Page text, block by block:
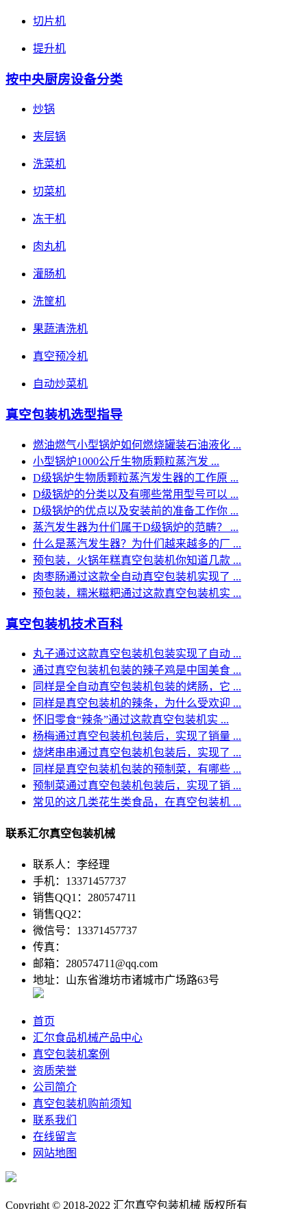
切片机
提升机
按中央厨房设备分类
炒锅
夹层锅
洗菜机
切菜机
冻干机
肉丸机
灌肠机
洗筐机
果蔬清洗机
真空预冷机
自动炒菜机
真空包装机选型指导
燃油燃气小型锅炉如何燃烧罐装石油液化 ...
小型锅炉1000公斤生物质颗粒蒸汽发 ...
D级锅炉生物质颗粒蒸汽发生器的工作原 ...
D级锅炉的分类以及有哪些常用型号可以 ...
D级锅炉的优点以及安装前的准备工作你 ...
蒸汽发生器为什们属于D级锅炉的范畴？ ...
什么是蒸汽发生器？为什们越来越多的厂 ...
预包装，火锅年糕真空包装机你知道几款 ...
肉枣肠通过这款全自动真空包装机实现了 ...
预包装，糯米糍粑通过这款真空包装机实 ...
真空包装机技术百科
丸子通过这款真空包装机包装实现了自动 ...
通过真空包装机包装的辣子鸡是中国美食 ...
同样是全自动真空包装机包装的烤肠，它 ...
同样是真空包装机的辣条，为什么受欢迎 ...
怀旧零食“辣条”通过这款真空包装机实 ...
杨梅通过真空包装机包装后，实现了销量 ...
烧烤串串通过真空包装机包装后，实现了 ...
同样是真空包装机包装的预制菜，有哪些 ...
预制菜通过真空包装机包装后，实现了销 ...
常见的这几类花生类食品，在真空包装机 ...
联系汇尔真空包装机械
联系人：李经理
手机：13371457737
销售QQ1：280574711
销售QQ2：
微信号：13371457737
传真：
邮箱：280574711@qq.com
地址：山东省潍坊市诸城市广场路63号
首页
汇尔食品机械产品中心
真空包装机案例
资质荣誉
公司简介
真空包装机购前须知
联系我们
在线留言
网站地图
Copyright © 2018-2022 汇尔真空包装机械 版权所有